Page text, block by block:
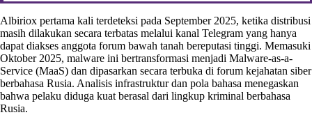
Albiriox pertama kali terdeteksi pada September 2025, ketika distribusi
masih dilakukan secara terbatas melalui kanal Telegram yang hanya
dapat diakses anggota forum bawah tanah bereputasi tinggi. Memasuki
Oktober 2025, malware ini bertransformasi menjadi Malware-as-a-
Service (MaaS) dan dipasarkan secara terbuka di forum kejahatan siber
berbahasa Rusia. Analisis infrastruktur dan pola bahasa menegaskan
bahwa pelaku diduga kuat berasal dari lingkup kriminal berbahasa
Rusia.